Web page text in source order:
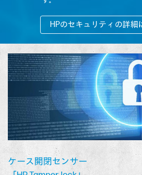
HPのセキュリティの詳細
ケース開閉センサー